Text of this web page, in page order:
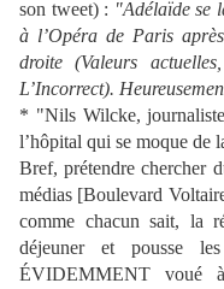
son tweet) : "Adélaïde se
à l’Opéra de Paris
droite (Valeurs
L’Incorrect).
* "Nils Wilcke, journaliste
l’hôpital qui se moque de
Bref, prétendre chercher
médias [Boulevard
comme chacun sait, la
déjeuner et pousse
ÉVIDEMMENT voué